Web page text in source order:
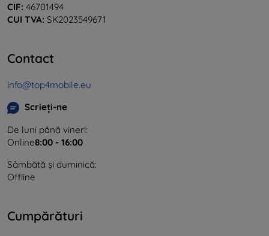
CIF: 46701494
CUI TVA: SK2023549671
Contact
info@top4mobile.eu
Scrieți-ne
De luni până vineri:
Online8:00 - 16:00
Sâmbătă și duminică:
Offline
Cumpărături